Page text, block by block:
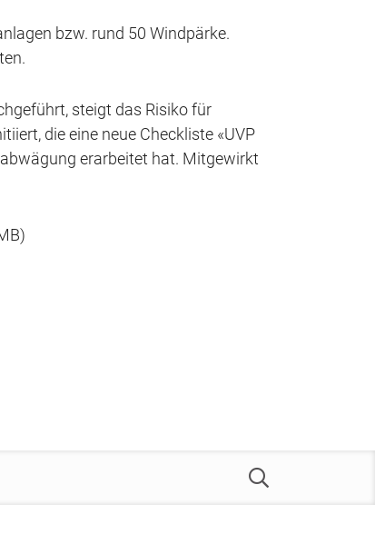
bzw. rund 50 Windpärke.
steigt das Risiko für
die eine neue Checkliste «UVP
erarbeitet hat. Mitgewirkt